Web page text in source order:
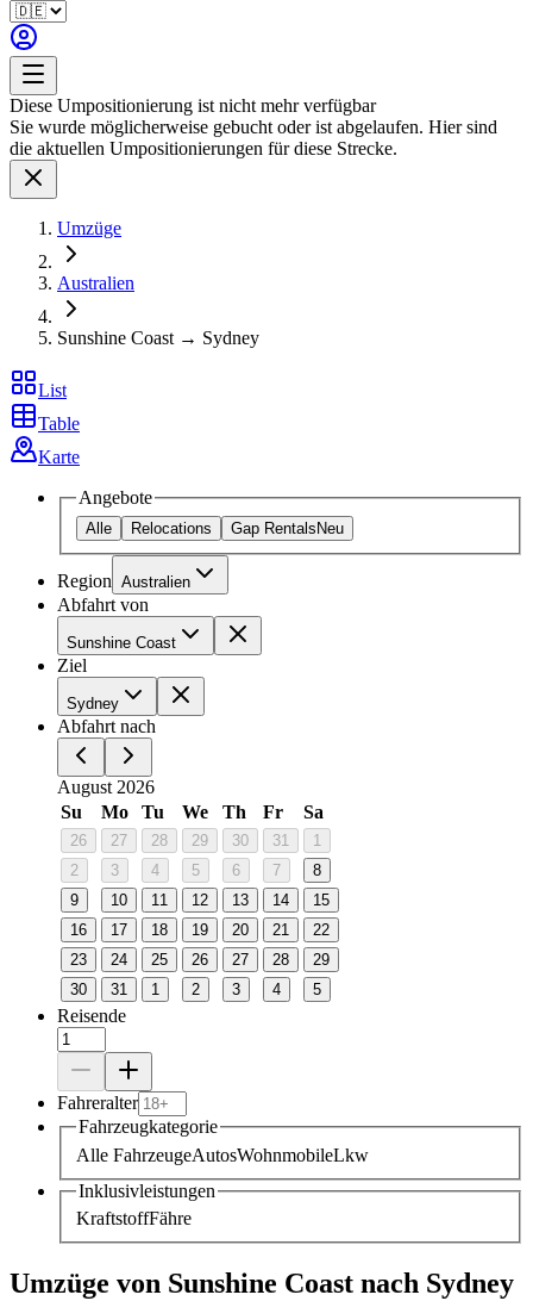
Diese Umpositionierung ist nicht mehr verfügbar
Sie wurde möglicherweise gebucht oder ist abgelaufen. Hier sind
die aktuellen Umpositionierungen für diese Strecke.
Umzüge
Australien
Sunshine Coast → Sydney
List
Table
Karte
Angebote
Alle Relocations Gap Rentals Neu
Region Australien
Abfahrt von
Sunshine Coast
Ziel
Sydney
Abfahrt nach
August 2026
Su
Mo Tu We Th Fr Sa
26 27 28 29 30 31
1
2
3 4 5 6 7
8
9
10 11 12 13 14
15
16
17 18 19 20 21
22
23
24 25 26 27 28
29
30
31 1 2 3 4 5
Reisende
Fahreralter
Fahrzeugkategorie
Alle FahrzeugeAutosWohnmobileLkw
Inklusivleistungen
KraftstoffFähre
Umzüge von Sunshine Coast nach Sydney